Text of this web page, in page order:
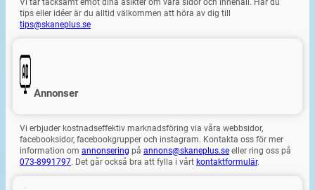
tips eller idéer är du alltid välkommen att höra av dig till
tips@skaneplus.se
Annonser
Vi erbjuder kostnadseffektiv marknadsföring via våra webbsidor,
facebooksidor, facebookgrupper och instagram. Kontakta oss för mer
information om annonsering på annons@skaneplus.se eller ring oss på
073-8991797. Det går också bra att fylla i vårt kontaktformulär.